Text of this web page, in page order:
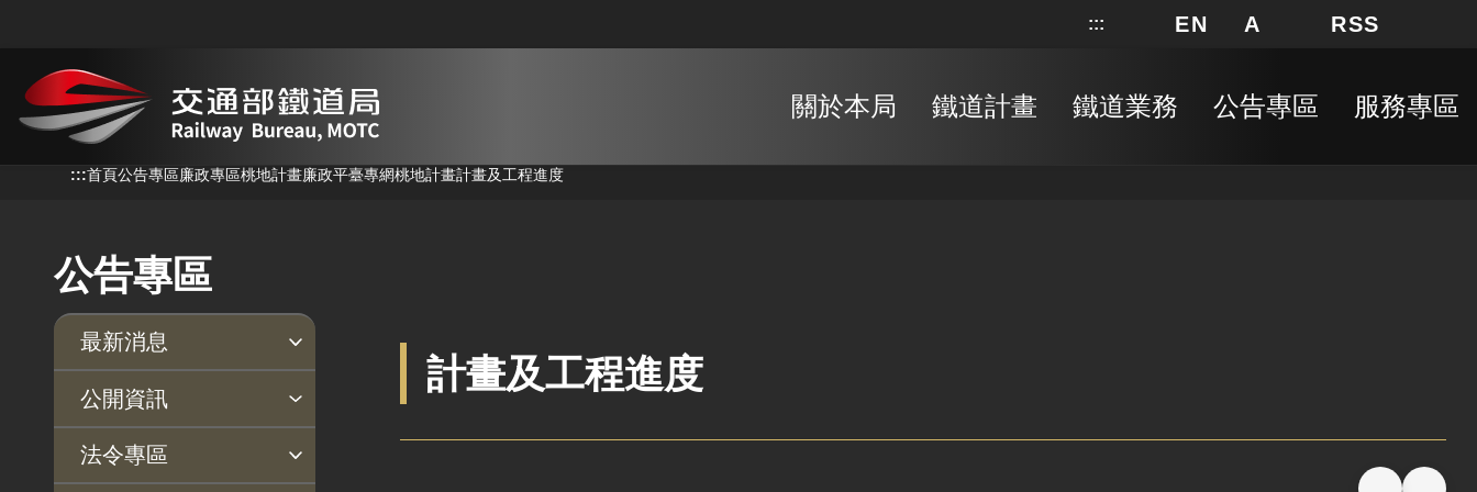
::: 網站地圖
EN A 局長信箱
RSS
關於本局 鐵道計畫 鐵道業務 公告專區 服務專區
:::首頁公告專區廉政專區桃地計畫廉政平臺專網桃地計畫計畫及工程進度
公告專區
最新消息
新聞稿
公聽會
公告事項
公開資訊
主動公開政府資訊專區
個人資料保護專區
Open Data專區
出版品專區
雙語詞彙專區
生態檢核專區
用地取得行政透明專區
臺鐵局撥入資產債務基金
專區
法令專區
計畫及工程進度